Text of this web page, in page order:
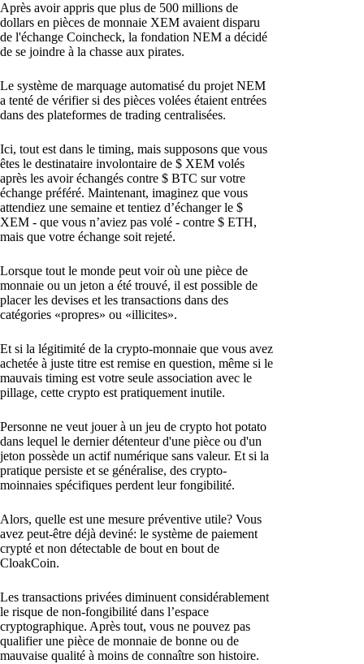
Après avoir appris que plus de 500 millions de
dollars en pièces de monnaie XEM avaient disparu
de l'échange Coincheck, la fondation NEM a décidé
de se joindre à la chasse aux pirates.
Le système de marquage automatisé du projet NEM
a tenté de vérifier si des pièces volées étaient entrées
dans des plateformes de trading centralisées.
Ici, tout est dans le timing, mais supposons que vous
êtes le destinataire involontaire de $ XEM volés
après les avoir échangés contre $ BTC sur votre
échange préféré. Maintenant, imaginez que vous
attendiez une semaine et tentiez d’échanger le $
XEM - que vous n’aviez pas volé - contre $ ETH,
mais que votre échange soit rejeté.
Lorsque tout le monde peut voir où une pièce de
monnaie ou un jeton a été trouvé, il est possible de
placer les devises et les transactions dans des
catégories «propres» ou «illicites».
Et si la légitimité de la crypto-monnaie que vous avez
achetée à juste titre est remise en question, même si le
mauvais timing est votre seule association avec le
pillage, cette crypto est pratiquement inutile.
Personne ne veut jouer à un jeu de crypto hot potato
dans lequel le dernier détenteur d'une pièce ou d'un
jeton possède un actif numérique sans valeur. Et si la
pratique persiste et se généralise, des crypto-
moinnaies spécifiques perdent leur fongibilité.
Alors, quelle est une mesure préventive utile? Vous
avez peut-être déjà deviné: le système de paiement
crypté et non détectable de bout en bout de
CloakCoin.
Les transactions privées diminuent considérablement
le risque de non-fongibilité dans l’espace
cryptographique. Après tout, vous ne pouvez pas
qualifier une pièce de monnaie de bonne ou de
mauvaise qualité à moins de connaître son histoire.